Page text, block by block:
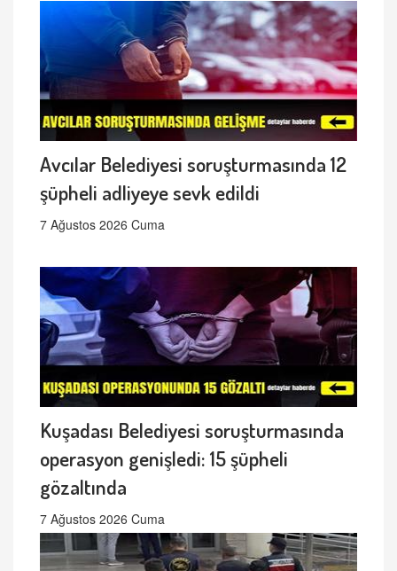
Avcılar Belediyesi soruşturmasında 12
şüpheli adliyeye sevk edildi
7 Ağustos 2026 Cuma
Kuşadası Belediyesi soruşturmasında
operasyon genişledi: 15 şüpheli
gözaltında
7 Ağustos 2026 Cuma